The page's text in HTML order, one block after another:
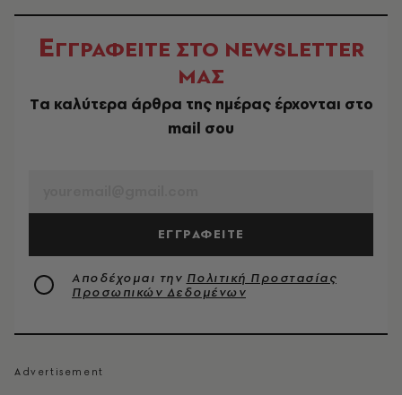
ΕΓΓΡΑΦΕΙΤΕ ΣΤΟ NEWSLETTER
ΜΑΣ
Tα καλύτερα άρθρα της ημέρας έρχονται στο
mail σου
ΕΓΓΡΑΦΕΙΤΕ
Αποδέχομαι την Πολιτική Προστασίας
Προσωπικών Δεδομένων